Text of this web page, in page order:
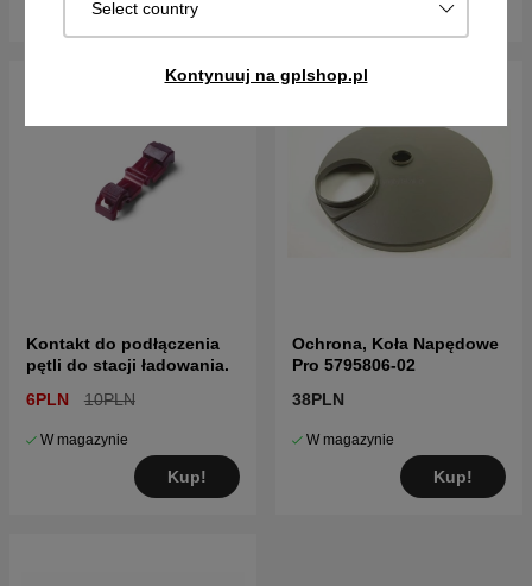
Select country
Kontynuuj na gplshop.pl
Kontakt do podłączenia
pętli do stacji ładowania.
6PLN
10PLN
W magazynie
Kup!
Ochrona, Koła Napędowe
Pro 5795806-02
38PLN
W magazynie
Kup!